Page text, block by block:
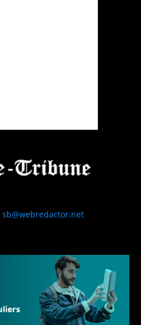
sb@webredactor.net